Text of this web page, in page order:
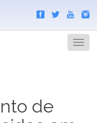
Menu
de